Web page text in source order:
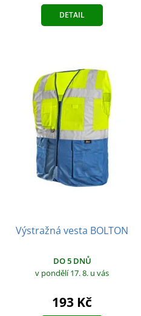
DETAIL
Výstražná vesta BOLTON
DO 5 DNŮ
v pondělí 17. 8. u vás
193 Kč